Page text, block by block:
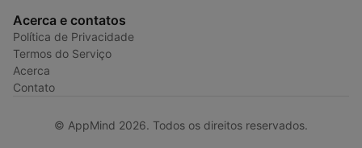
Acerca e contatos
Política de Privacidade
Termos do Serviço
Acerca
Contato
© AppMind 2026. Todos os direitos reservados.